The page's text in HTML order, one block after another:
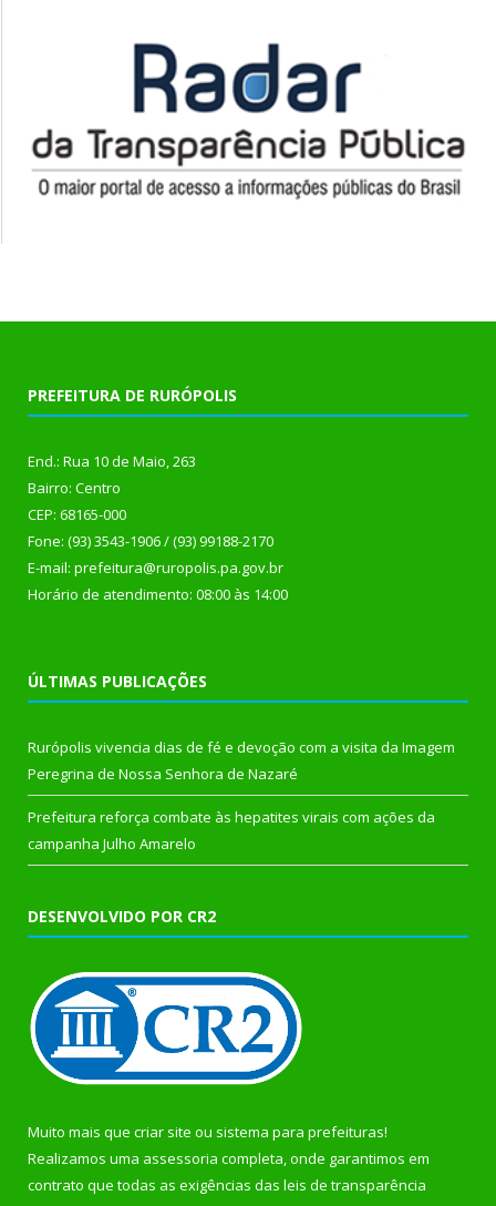
PREFEITURA DE RURÓPOLIS
End.: Rua 10 de Maio, 263
Bairro: Centro
CEP: 68165-000
Fone: (93) 3543-1906 / (93) 99188-2170
E-mail: prefeitura@ruropolis.pa.gov.br
Horário de atendimento: 08:00 às 14:00
ÚLTIMAS PUBLICAÇÕES
Rurópolis vivencia dias de fé e devoção com a visita da Imagem
Peregrina de Nossa Senhora de Nazaré
Prefeitura reforça combate às hepatites virais com ações da
campanha Julho Amarelo
DESENVOLVIDO POR CR2
Muito mais que criar site ou sistema para prefeituras!
Realizamos uma assessoria completa, onde garantimos em
contrato que todas as exigências das leis de transparência